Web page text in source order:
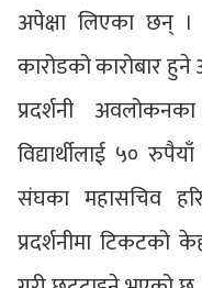
अपेक्षा लिएका छन्
कारोडको कारोबार
प्रदर्शनी
विद्यार्थीलाई ५०
संघका महासचिव
प्रदर्शनीमा टिकटको